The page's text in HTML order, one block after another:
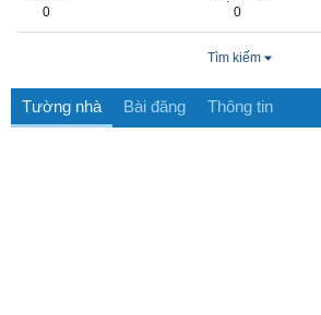
0 0
Tìm kiếm
Tường nhà Bài đăng Thông tin